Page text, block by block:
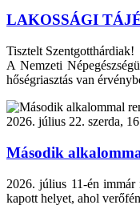
LAKOSSÁGI
Tisztelt Szentgotthárdiak!
A Nemzeti
hőségriasztás van
2026. július 22. szerda,
Második
2026. július 11-én immár
kapott helyet, ahol